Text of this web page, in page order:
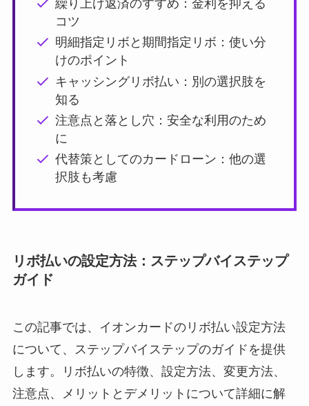
繰り上げ返済のすすめ：金利を抑える
コツ
明細指定リボと期間指定リボ：使い分
けのポイント
キャッシングリボ払い：別の選択肢を
知る
注意点と落とし穴：安全な利用のため
に
代替策としてのカードローン：他の選
択肢も考慮
リボ払いの設定方法：ステップバイステップ
ガイド
この記事では、イオンカードのリボ払い設定方法
について、ステップバイステップのガイドを提供
します。リボ払いの特徴、設定方法、変更方法、
注意点、メリットとデメリットについて詳細に解